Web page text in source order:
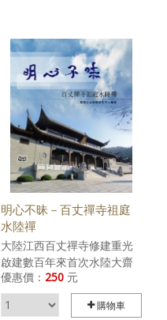
活化地球生態，療癒自然。
明心不昧－百丈禪寺祖庭
水陸禪
大陸江西百丈禪寺修建重光
啟建數百年來首次水陸大齋
勝會，在臺灣舉辦水陸法會
已邁入十八個年頭的靈鷲山
佛教教團，應楊釗居士之
優惠價： 250元
購物車